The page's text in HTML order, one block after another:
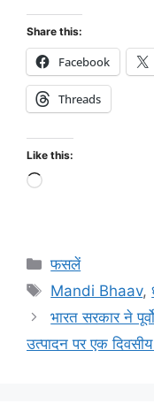
Share this:
Facebook
Threads
Like this:
फसलें
Mandi Bhaav,
भारत सरकार ने
उत्पादन पर एक